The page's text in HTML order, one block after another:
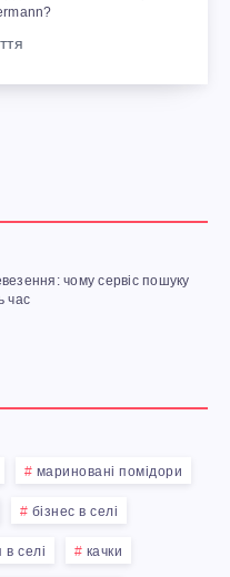
чому сервіс пошуку
час
мариновані помідори
бізнес в селі
селі качки